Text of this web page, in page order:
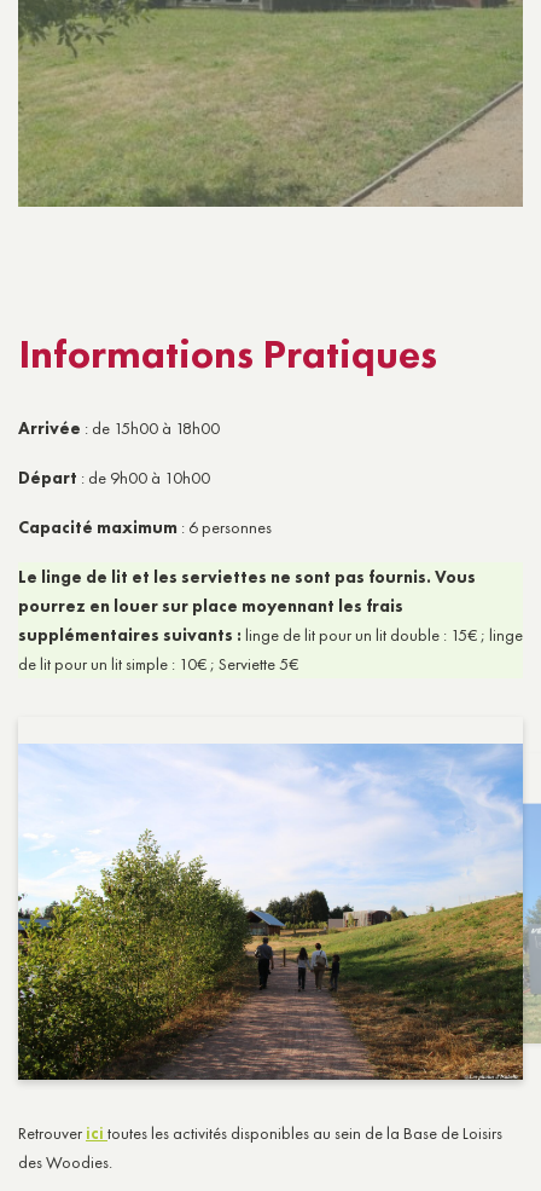
Informations Pratiques
Arrivée : de 15h00 à 18h00
Départ : de 9h00 à 10h00
Capacité maximum : 6 personnes
Le linge de lit et les serviettes ne sont pas fournis. Vous
pourrez en louer sur place moyennant les frais
supplémentaires suivants : linge de lit pour un lit double : 15€ ; linge
de lit pour un lit simple : 10€ ; Serviette 5€
Retrouver ici toutes les activités disponibles au sein de la Base de Loisirs
des Woodies.